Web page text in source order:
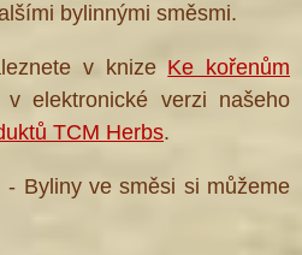
bylinnými směsmi.
v knize Ke kořenům
v elektronické verzi našeho
TCM Herbs.
- Byliny ve směsi si můžeme